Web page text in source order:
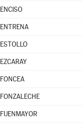
ENCISO
ENTRENA
ESTOLLO
EZCARAY
FONCEA
FONZALECHE
FUENMAYOR